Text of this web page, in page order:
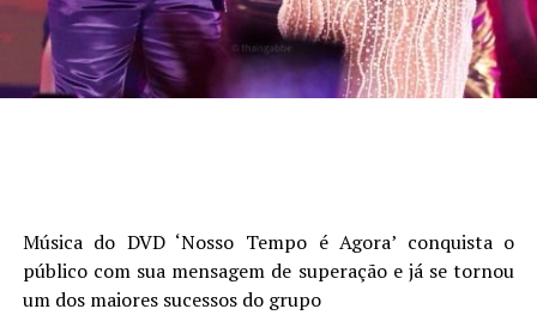
Música do DVD ‘Nosso Tempo é Agora’ conquista o
público com sua mensagem de superação e já se tornou
um dos maiores sucessos do grupo